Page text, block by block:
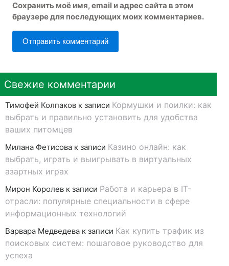
Сохранить моё имя, email и адрес сайта в этом
браузере для последующих моих комментариев.
Свежие комментарии
Тимофей Колпаков к записи Кормушки и поилки: как
выбрать и правильно установить для удобства
ваших питомцев
Милана Фетисова к записи Казино онлайн: как
выбрать, играть и выигрывать в виртуальных
азартных играх
Мирон Королев к записи Работа и карьера в IT-
отрасли: популярные специальности в сфере
информационных технологий
Варвара Медведева к записи Как купить трафик из
поисковых систем: пошаговое руководство для
успеха